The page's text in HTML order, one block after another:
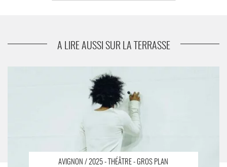
poétiques.
A LIRE AUSSI SUR LA TERRASSE
AVIGNON / 2025 - THÉÂTRE - GROS PLAN
Avec l’explosif « Monographie », le jongleur Guillaume Martinet
crée la surprise permanente. - Critique sortie Avignon / 2025
Avignon Avignon Off. Le Totem